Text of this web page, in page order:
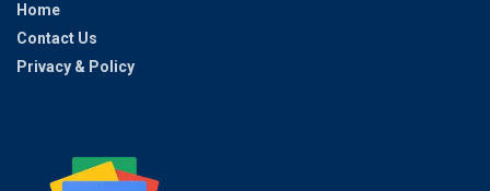
Home
Contact Us
Privacy & Policy